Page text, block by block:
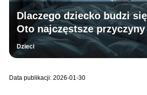
Dlaczego dziecko budzi
Oto najczęstsze przyczyny
Dzieci
Data publikacji: 2026-01-30